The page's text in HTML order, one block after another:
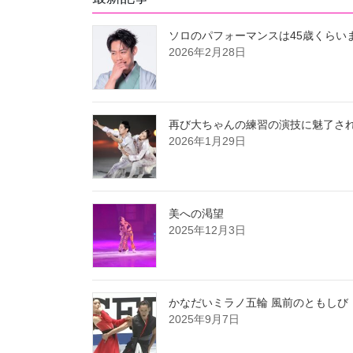
ソロのパフォーマンスは45歳くらい
2026年2月28日
再び大ちゃんの練習の演技に魅了さ
2026年1月29日
美への渇望
2025年12月3日
かなだいミラノ五輪 風前のともしび
2025年9月7日